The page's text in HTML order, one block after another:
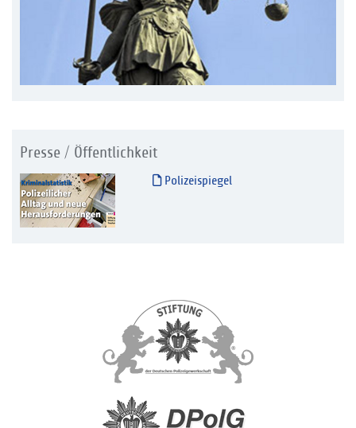
Presse / Öffentlichkeit
Polizeispiegel